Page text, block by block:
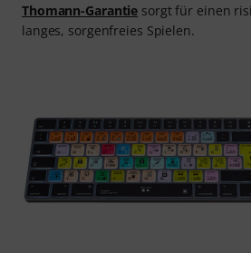
Thomann-Garantie sorgt für einen
langes, sorgenfreies Spielen.